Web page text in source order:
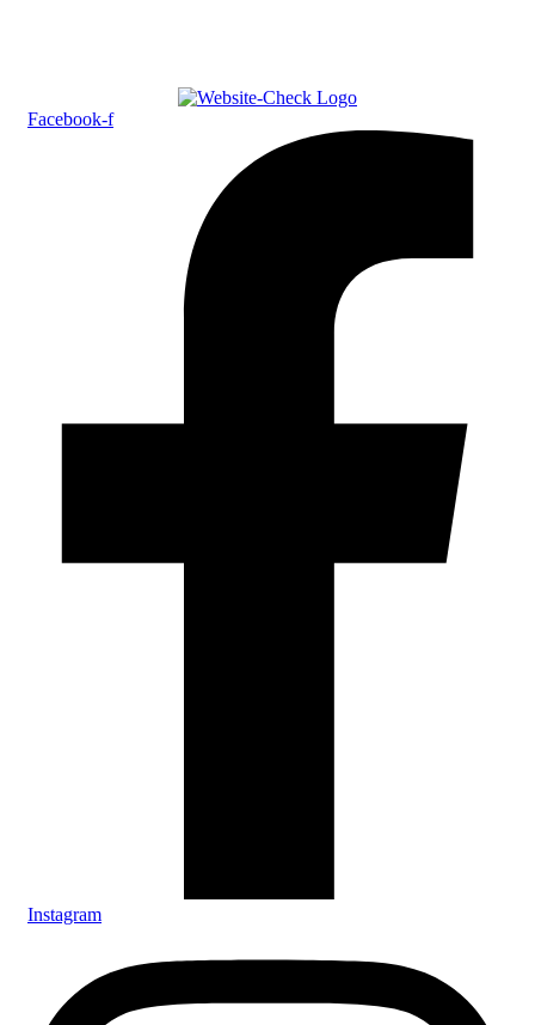
Facebook-f
Instagram